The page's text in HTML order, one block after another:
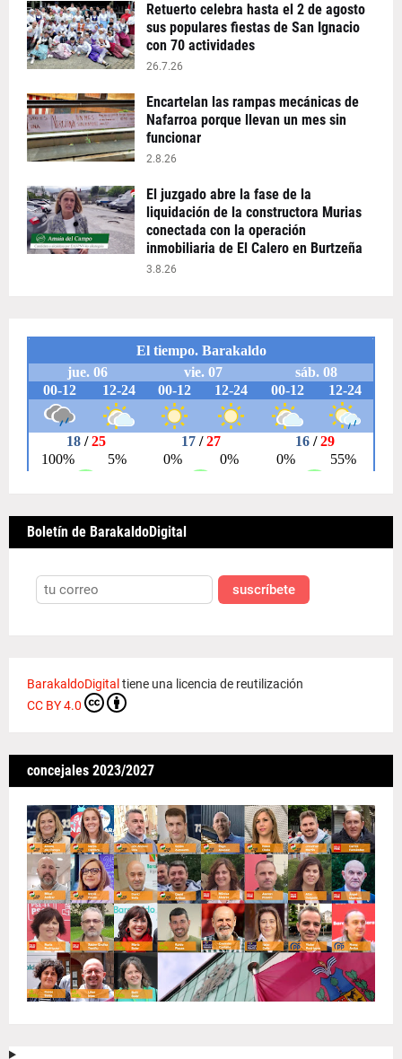
Retuerto celebra hasta el 2 de agosto
sus populares fiestas de San Ignacio
con 70 actividades
26.7.26
Encartelan las rampas mecánicas de
Nafarroa porque llevan un mes sin
funcionar
2.8.26
El juzgado abre la fase de la
liquidación de la constructora Murias
conectada con la operación
inmobiliaria de El Calero en Burtzeña
3.8.26
Boletín de BarakaldoDigital
suscríbete
BarakaldoDigital tiene una licencia de reutilización
CC BY 4.0
concejales 2023/2027